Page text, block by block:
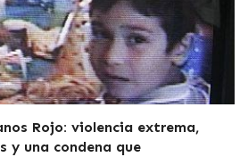
Rojo: violencia extrema,
y una condena que